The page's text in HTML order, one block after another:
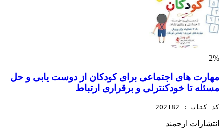
2%
مهارت های اجتماعی برای کودکان از دوست یابی و حل
مسئله تا خودکنترلی و برقراری ارتباط
کد کتاب : 202182
انتشارات ارجمند